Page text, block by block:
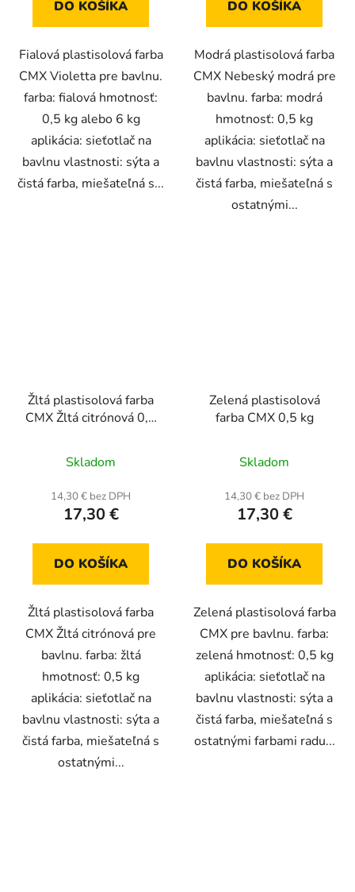
DO KOŠÍKA
Fialová plastisolová farba
CMX Violetta pre bavlnu.
farba: fialová hmotnosť:
0,5 kg alebo 6 kg
aplikácia: sieťotlač na
bavlnu vlastnosti: sýta a
čistá farba, miešateľná s...
DO KOŠÍKA
Modrá plastisolová farba
CMX Nebeský modrá pre
bavlnu. farba: modrá
hmotnosť: 0,5 kg
aplikácia: sieťotlač na
bavlnu vlastnosti: sýta a
čistá farba, miešateľná s
ostatnými...
Žltá plastisolová farba
CMX Žltá citrónová 0,5
Skladom
14,30 € bez DPH
17,30 €
DO KOŠÍKA
Žltá plastisolová farba
CMX Žltá citrónová pre
bavlnu. farba: žltá
hmotnosť: 0,5 kg
aplikácia: sieťotlač na
bavlnu vlastnosti: sýta a
čistá farba, miešateľná s
ostatnými...
Zelená plastisolová
farba CMX 0,5 kg
Skladom
14,30 € bez DPH
17,30 €
DO KOŠÍKA
Zelená plastisolová farba
CMX pre bavlnu. farba:
zelená hmotnosť: 0,5 kg
aplikácia: sieťotlač na
bavlnu vlastnosti: sýta a
čistá farba, miešateľná s
ostatnými farbami radu...